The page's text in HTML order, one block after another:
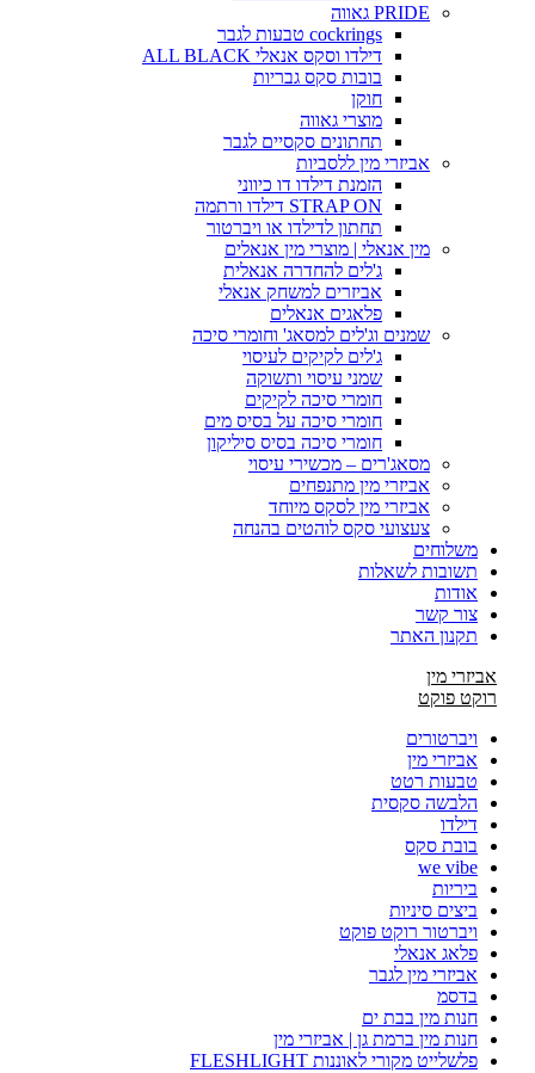
PRIDE גאווה
cockrings טבעות לגבר
דילדו וסקס אנאלי ALL BLACK
בובות סקס גבריות
חוקן
מוצרי גאווה
תחתונים סקסיים לגבר
אביזרי מין ללסביות
הזמנת דילדו דו כיווני
STRAP ON דילדו ורתמה
תחתון לדילדו או ויברטור
מין אנאלי | מוצרי מין אנאלים
ג'לים להחדרה אנאלית
אביזרים למשחק אנאלי
פלאגים אנאלים
שמנים וג'לים למסאג' וחומרי סיכה
ג'לים לקיקים לעיסוי
שמני עיסוי ותשוקה
חומרי סיכה לקיקים
חומרי סיכה על בסיס מים
חומרי סיכה בסיס סיליקון
מסאג'רים – מכשירי עיסוי
אביזרי מין מתנפחים
אביזרי מין לסקס מיוחד
צעצועי סקס לוהטים בהנחה
משלוחים
תשובות לשאלות
אודות
צור קשר
תקנון האתר
אביזרי מין
רוקט פוקט
ויברטורים
אביזרי מין
טבעות רטט
הלבשה סקסית
דילדו
בובת סקס
we vibe
ביריות
ביצים סיניות
ויברטור רוקט פוקט
פלאג אנאלי
אביזרי מין לגבר
בדסמ
חנות מין בבת ים
חנות מין ברמת גן | אביזרי מין
פלשלייט מקורי לאוננות FLESHLIGHT